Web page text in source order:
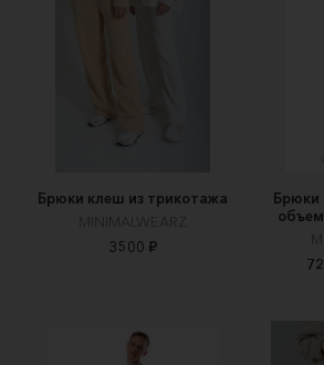
Брюки клеш из трикотажа
MINIMALWEARZ
3500 ₽
Брюки